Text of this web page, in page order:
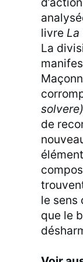
livreLa
La
solvere)
de
le sens
que le